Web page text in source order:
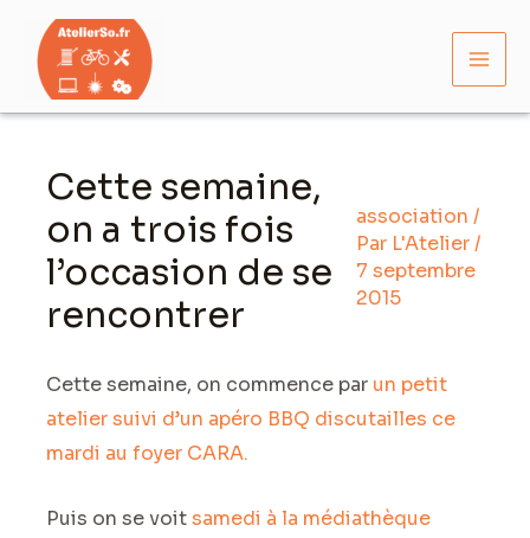
contenu
Cette semaine,
on a trois fois
l’occasion de se
rencontrer
association /
Par L'Atelier/
7 septembre
2015
Cette semaine, on commence par un petit
atelier suivi d’un apéro BBQ discutailles ce
mardi au foyer CARA.
Puis on se voitsamedi à la médiathèque
Navigation
articles